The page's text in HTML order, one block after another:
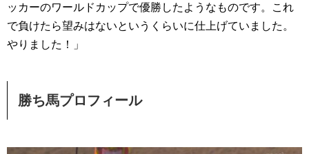
ッカーのワールドカップで優勝したようなものです。これ
で負けたら望みはないというくらいに仕上げていました。
やりました！」
勝ち馬プロフィール